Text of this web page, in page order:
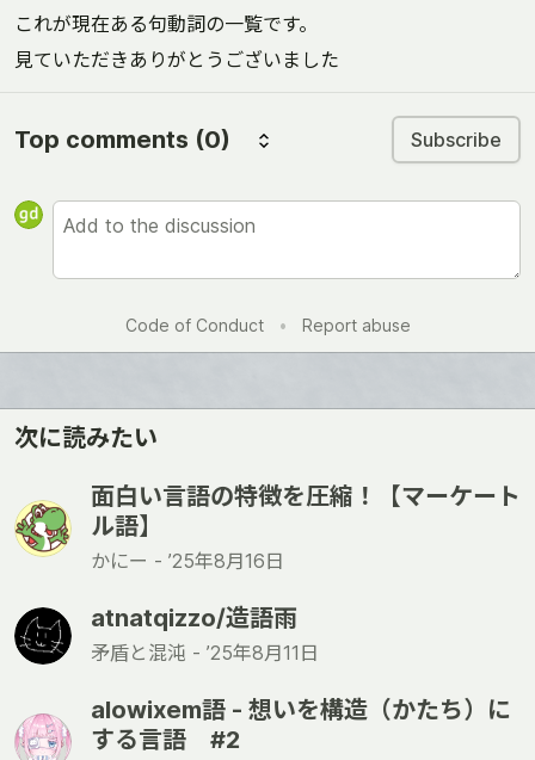
これが現在ある句動詞の一覧です。
見ていただきありがとうございました
Top comments (0) Subscribe
Code of Conduct • Report abuse
次に読みたい
面白い言語の特徴を圧縮！【マーケート
ル語】
かにー - ’25年8月16日
atnatqizzo/造語雨
矛盾と混沌 - ’25年8月11日
alowixem語 - 想いを構造（かたち）に
する言語 #2